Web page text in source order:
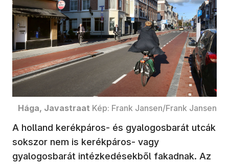
Hága, Javastraat Kép: Frank Jansen/Frank Jansen
A holland kerékpáros- és gyalogosbarát utcák
sokszor nem is kerékpáros- vagy
gyalogosbarát intézkedésekből fakadnak. Az